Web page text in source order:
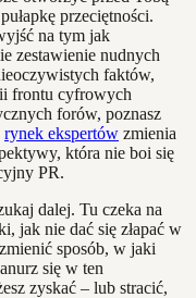
przeciętności.
na tym jak
zestawienie nudnych
faktów,
frontu cyfrowych
forów, poznasz
rynek ekspertów zmienia
która nie boi się
PR.
dalej. Tu czeka na
jak nie dać się złapać w
sposób, w jaki
się w ten
zyskać – lub stracić,